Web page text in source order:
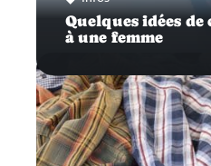
Quelques idées
à une femme